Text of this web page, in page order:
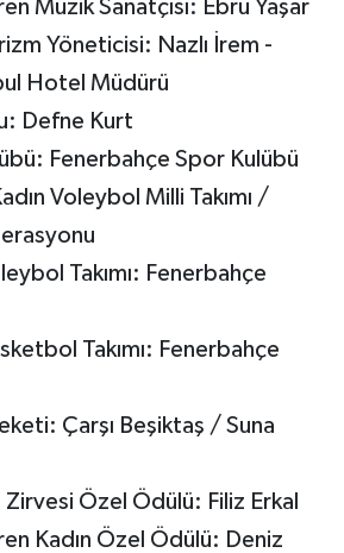
Müzik Sanatçısı: Ebru Yaşar
Yöneticisi: Nazlı İrem -
Hotel Müdürü
Defne Kurt
Fenerbahçe Spor Kulübü
Voleybol Milli Takımı /
Takımı: Fenerbahçe
Takımı: Fenerbahçe
Çarşı Beşiktaş / Suna
Zirvesi Özel Ödülü: Filiz Erkal
Kadın Özel Ödülü: Deniz